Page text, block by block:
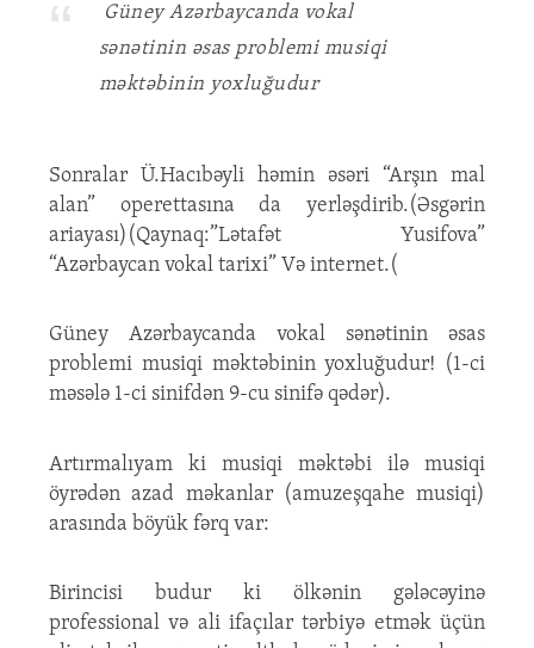
Güney Azərbaycanda vokal
sənətinin əsas problemi musiqi
məktəbinin yoxluğudur
Sonralar Ü.Hacıbəyli həmin əsəri “Arşın mal
alan” operettasına da yerləşdirib.(Əsgərin
ariayası)(Qaynaq:”Lətafət Yusifova”
“Azərbaycan vokal tarixi” Və internet.(
Güney Azərbaycanda vokal sənətinin əsas
problemi musiqi məktəbinin yoxluğudur! (1-ci
məsələ 1-ci sinifdən 9-cu sinifə qədər).
Artırmalıyam ki musiqi məktəbi ilə musiqi
öyrədən azad məkanlar (amuzeşqahe musiqi)
arasında böyük fərq var:
Birincisi budur ki ölkənin gələcəyinə
professional və ali ifaçılar tərbiyə etmək üçün